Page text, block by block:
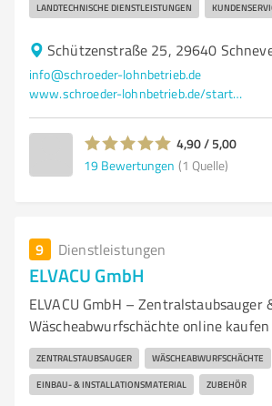
LANDTECHNISCHE DIENSTLEISTUNGEN
Schützenstraße 25, 29640
info@schroeder-lohnbetrieb.de
www.schroeder-lohnbetrieb.de/startseite.html
4,90 / 5,00
19 Bewertungen (1 Quelle)
9 Dienstleistungen
ELVACU GmbH
ELVACU GmbH – Zentralstaubsauger
Wäscheabwurfschächte online kaufen
ZENTRALSTAUBSAUGER WÄSCHEABWURFSCHÄCHTE
EINBAU- & INSTALLATIONSMATERIAL ZUBEHÖR